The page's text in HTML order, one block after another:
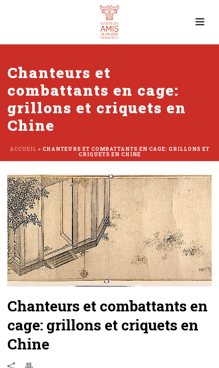
Chanteurs et
combattants en cage:
grillons et criquets en
Chine
ACCUEIL » CHANTEURS ET COMBATTANTS EN CAGE: GRILLONS ET
CRIQUETS EN CHINE
Chanteurs et combattants en
cage: grillons et criquets en
Chine